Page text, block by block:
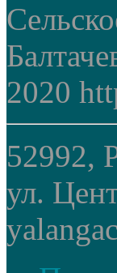
2020
52992,
ул.